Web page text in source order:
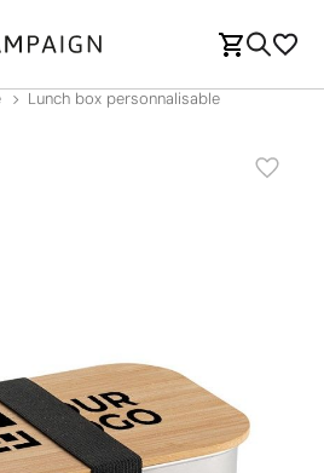
Lunch box personnalisable